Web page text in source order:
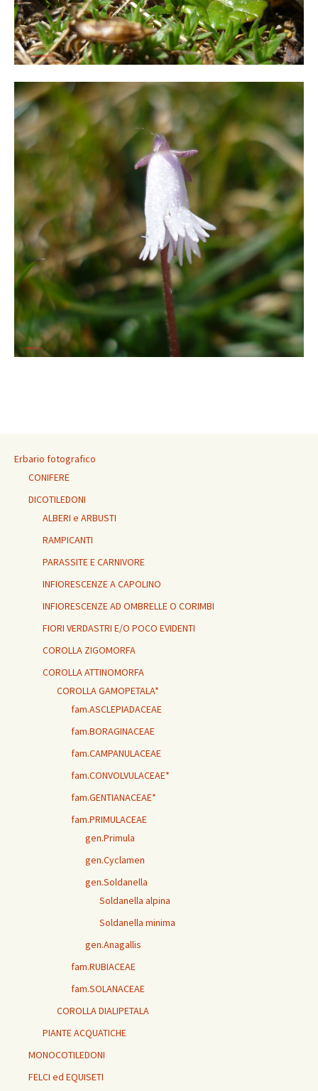
Erbario fotografico
CONIFERE
DICOTILEDONI
ALBERI e ARBUSTI
RAMPICANTI
PARASSITE E CARNIVORE
INFIORESCENZE A CAPOLINO
INFIORESCENZE AD OMBRELLE O CORIMBI
FIORI VERDASTRI E/O POCO EVIDENTI
COROLLA ZIGOMORFA
COROLLA ATTINOMORFA
COROLLA GAMOPETALA*
fam.ASCLEPIADACEAE
fam.BORAGINACEAE
fam.CAMPANULACEAE
fam.CONVOLVULACEAE*
fam.GENTIANACEAE*
fam.PRIMULACEAE
gen.Primula
gen.Cyclamen
gen.Soldanella
Soldanella alpina
Soldanella minima
gen.Anagallis
fam.RUBIACEAE
fam.SOLANACEAE
COROLLA DIALIPETALA
PIANTE ACQUATICHE
MONOCOTILEDONI
FELCI ed EQUISETI